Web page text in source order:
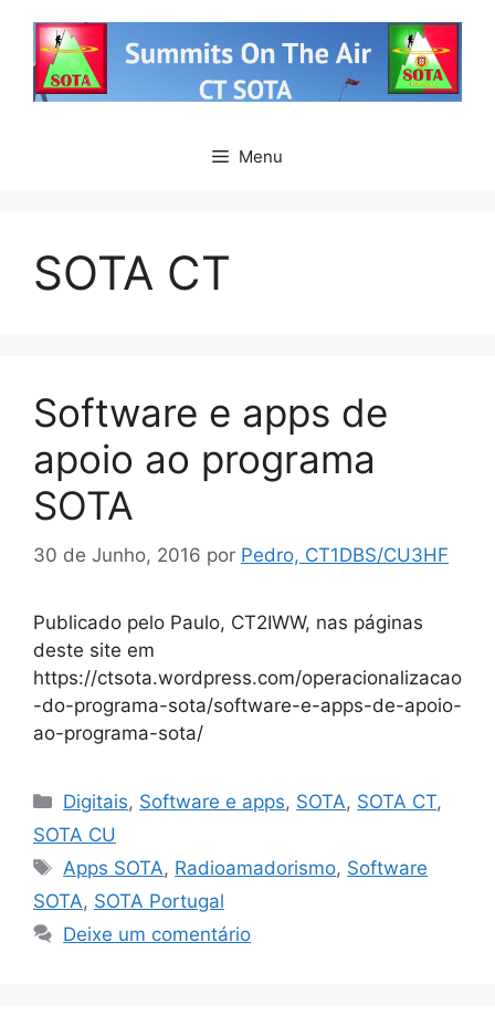
conteúdo
Menu
SOTA CT
Software e apps de
apoio ao programa
SOTA
30 de Junho, 2016 por Pedro, CT1DBS/CU3HF
Publicado pelo Paulo, CT2IWW, nas páginas
deste site em
https://ctsota.wordpress.com/operacionalizacao
-do-programa-sota/software-e-apps-de-apoio-
ao-programa-sota/
Categorias
Digitais, Software e apps, SOTA, SOTA CT,
SOTA CU
Etiquetas
Apps SOTA, Radioamadorismo, Software
SOTA, SOTA Portugal
Deixe um comentário